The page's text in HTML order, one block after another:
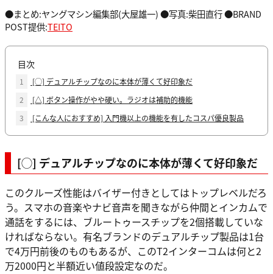
●まとめ:ヤングマシン編集部(大屋雄一) ●写真:柴田直行 ●BRAND
POST提供:TEITO
目次
1
[◯] デュアルチップなのに本体が薄くて好印象だ
2
[△] ボタン操作がやや硬い。ラジオは補助的機能
3
[こんな人におすすめ] 入門機以上の機能を有したコスパ優良製品
[◯] デュアルチップなのに本体が薄くて好印象だ
このクルーズ性能はバイザー付きとしてはトップレベルだろ
う。スマホの音楽やナビ音声を聞きながら仲間とインカムで
通話をするには、ブルートゥースチップを2個搭載していな
ければならない。有名ブランドのデュアルチップ製品は1台
で4万円前後のものもあるが、このT2インターコムは何と2
万2000円と半額近い値段設定なのだ。